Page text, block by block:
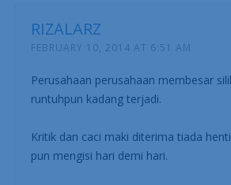
RIZALARZ
FEBRUARY 10, 2014 AT 6:51 AM
Perusahaan perusahaan membesar
runtuhpun kadang terjadi.
Kritik dan caci maki diterima tiada
pun mengisi hari demi hari.